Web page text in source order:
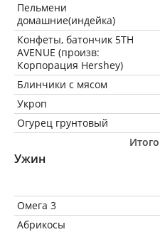
Пельмени
домашние(индейка)
Конфеты, батончик 5TH
AVENUE (произв:
Корпорация Hershey)
Блинчики с мясом
Укроп
Огурец грунтовый
Итого
Ужин
Омега 3
Абрикосы